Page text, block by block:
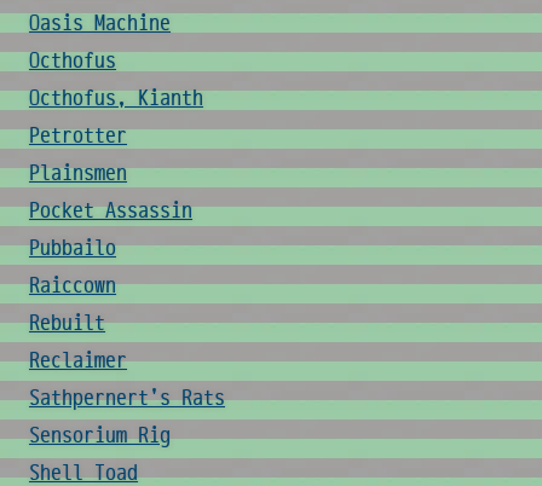
Oasis Machine
Octhofus
Octhofus, Kianth
Petrotter
Plainsmen
Pocket Assassin
Pubbailo
Raiccown
Rebuilt
Reclaimer
Sathpernert's Rats
Sensorium Rig
Shell Toad